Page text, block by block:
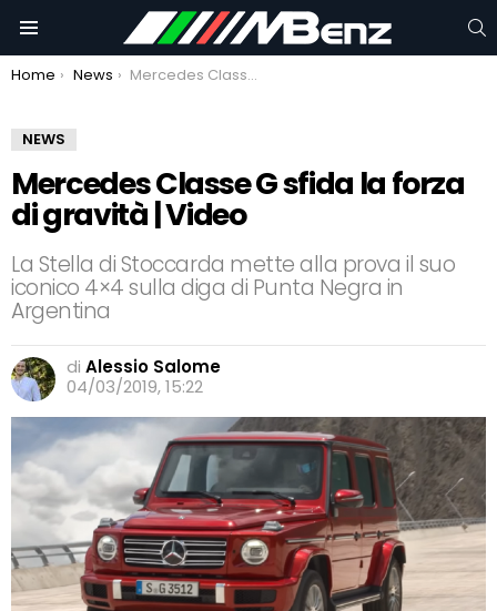
You are here:
Home News Mercedes Classe G sfida la forza di gravità | Video
NEWS
Mercedes Classe G sfida la forza
di gravità | Video
La Stella di Stoccarda mette alla prova il suo
iconico 4×4 sulla diga di Punta Negra in
Argentina
di Alessio Salome
04/03/2019, 15:22